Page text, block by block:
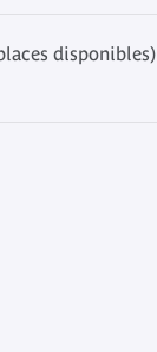
disponibles)